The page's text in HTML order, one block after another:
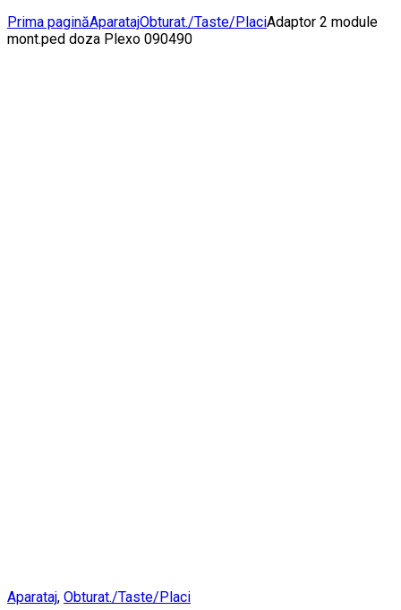
Prima paginăAparatajObturat./Taste/PlaciAdaptor 2 module
mont.ped doza Plexo 090490
Aparataj, Obturat./Taste/Placi